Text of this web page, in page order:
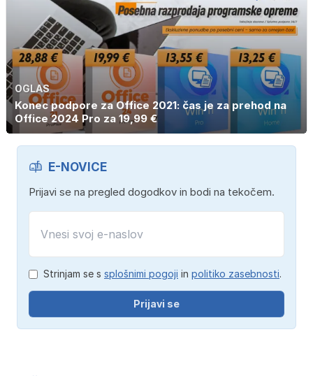
OGLAS
Konec podpore za Office 2021: čas je za prehod na
Office 2024 Pro za 19,99 €
E-NOVICE
Prijavi se na pregled dogodkov in bodi na tekočem.
Strinjam se s splošnimi pogoji in politiko zasebnosti.
Prijavi se